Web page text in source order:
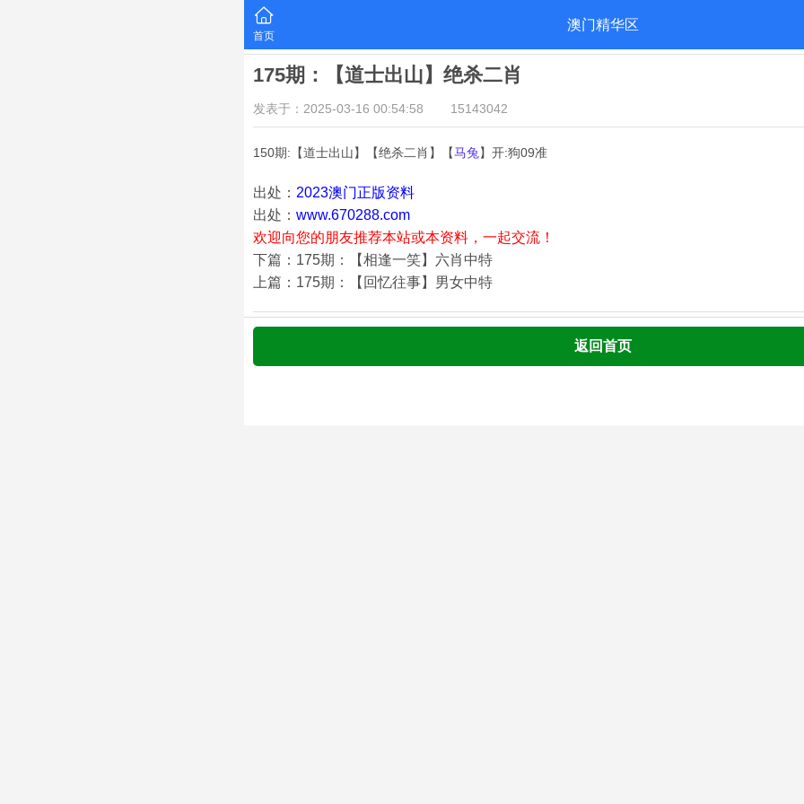
首页
澳门精华区
175期：【道士出山】绝杀二肖
发表于：2025-03-16 00:54:58 15143042
150期:【道士出山】【绝杀二肖】【马兔 】开:狗09准
出处： 2023澳门正版资料
出处： www.670288.com
欢迎向您的朋友推荐本站或本资料，一起交流！
下篇：175期：【相逢一笑】六肖中特
上篇：175期：【回忆往事】男女中特
返回首页